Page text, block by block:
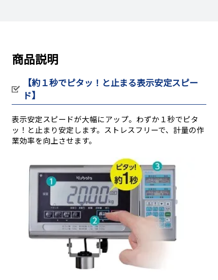
商品説明
【約１秒でピタッ！と止まる表示安定スピー
ド】
表示安定スピードが大幅にアップ。わずか１秒でピタ
ッ！と止まり安定します。ストレスフリーで、計量の作
業効率を向上させます。